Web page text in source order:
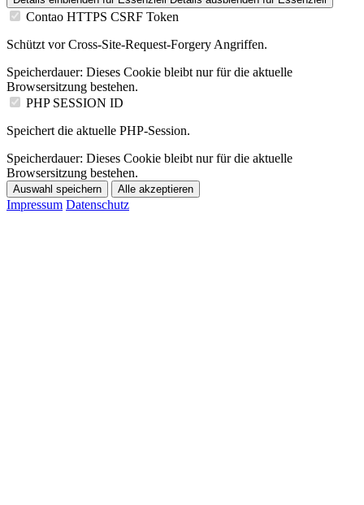
Contao HTTPS CSRF Token
Schützt vor Cross-Site-Request-Forgery Angriffen.
Speicherdauer: Dieses Cookie bleibt nur für die aktuelle
Browsersitzung bestehen.
PHP SESSION ID
Speichert die aktuelle PHP-Session.
Speicherdauer: Dieses Cookie bleibt nur für die aktuelle
Browsersitzung bestehen.
Auswahl speichern Alle akzeptieren
Impressum Datenschutz